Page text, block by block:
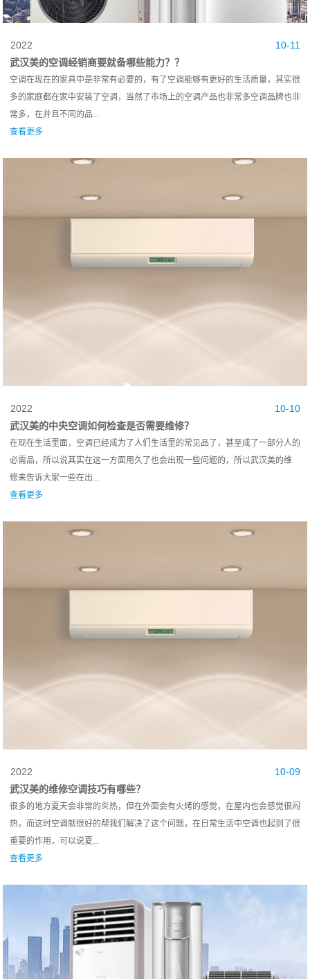
10-11
2022
武汉美的空调经销商要就备哪些能力？？
空调在现在的家具中是非常有必要的，有了空调能够有更好的生活质量，其实很
多的家庭都在家中安装了空调，当然了市场上的空调产品也非常多空调品牌也非
常多，在并且不同的品...
查看更多
10-10
2022
武汉美的中央空调如何检查是否需要维修？
在现在生活里面，空调已经成为了人们生活里的常见品了，甚至成了一部分人的
必需品，所以说其实在这一方面用久了也会出现一些问题的，所以武汉美的维
修‍来告诉大家一些在出...
查看更多
10-09
2022
武汉美的维修空调技巧有哪些？
很多的地方夏天会非常的炎热，但在外面会有火烤的感觉，在屋内也会感觉很闷
热，而这时空调就很好的帮我们解决了这个问题，在日常生活中空调也起到了很
重要的作用，可以说夏...
查看更多